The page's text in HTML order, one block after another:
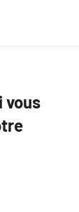
vous